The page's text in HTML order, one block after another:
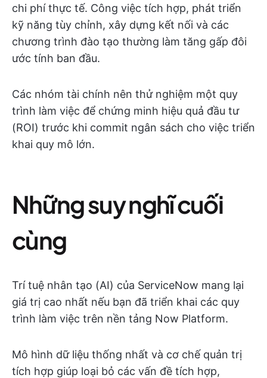
chi phí thực tế. Công việc tích hợp, phát triển
kỹ năng tùy chỉnh, xây dựng kết nối và các
chương trình đào tạo thường làm tăng gấp đôi
ước tính ban đầu.
Các nhóm tài chính nên thử nghiệm một quy
trình làm việc để chứng minh hiệu quả đầu tư
(ROI) trước khi commit ngân sách cho việc triển
khai quy mô lớn.
Những suy nghĩ cuối
cùng
Trí tuệ nhân tạo (AI) của ServiceNow mang lại
giá trị cao nhất nếu bạn đã triển khai các quy
trình làm việc trên nền tảng Now Platform.
Mô hình dữ liệu thống nhất và cơ chế quản trị
tích hợp giúp loại bỏ các vấn đề tích hợp,